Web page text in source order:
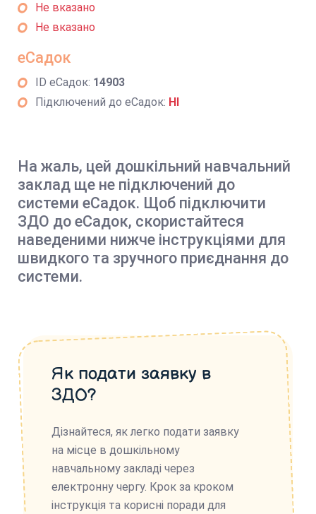
Не вказано
Не вказано
еСадок
ID еСадок: 14903
Підключений до еСадок: НІ
На жаль, цей дошкільний навчальний
заклад ще не підключений до
системи еСадок. Щоб підключити
ЗДО до еСадок, скористайтеся
наведеними нижче інструкціями для
швидкого та зручного приєднання до
системи.
Як подати заявку в
ЗДО?
Дізнайтеся, як легко подати заявку
на місце в дошкільному
навчальному закладі через
електронну чергу. Крок за кроком
інструкція та корисні поради для